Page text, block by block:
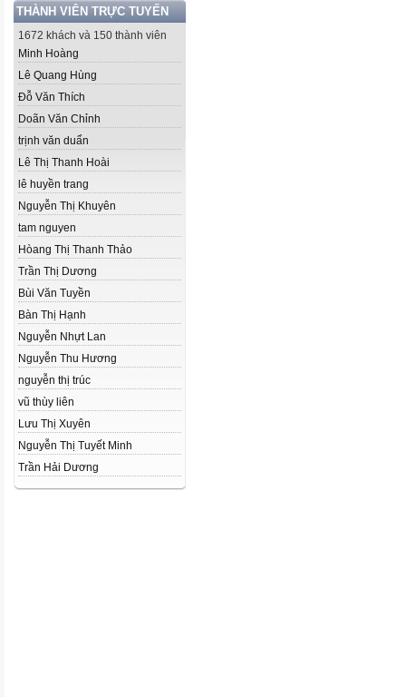
THÀNH VIÊN TRỰC TUYẾN
1672 khách và 150 thành viên
Minh Hoàng
Lê Quang Hùng
Đỗ Văn Thích
Doãn Văn Chỉnh
trịnh văn duẩn
Lê Thị Thanh Hoài
lê huyền trang
Nguyễn Thị Khuyên
tam nguyen
Hòang Thị Thanh Thảo
Trần Thị Dương
Bùi Văn Tuyền
Bàn Thị Hạnh
Nguyễn Nhựt Lan
Nguyễn Thu Hương
nguyễn thị trúc
vũ thùy liên
Lưu Thị Xuyên
Nguyễn Thị Tuyết Minh
Trần Hải Dương